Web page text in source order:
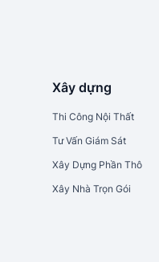
Xây dựng
Thi Công Nội Thất
Tư Vấn Giám Sát
Xây Dựng Phần Thô
Xây Nhà Trọn Gói